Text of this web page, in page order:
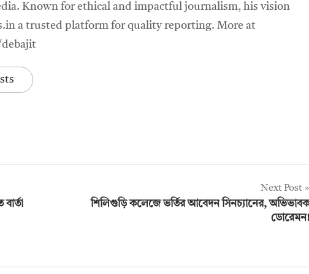
Known for ethical and impactful journalism, his vision
a trusted platform for quality reporting. More at
Next Post
শিলিগুড়ি কলেজে ভর্তির আবেদন সিনচ্যানের, অভিভাবক
ডোরেমন!